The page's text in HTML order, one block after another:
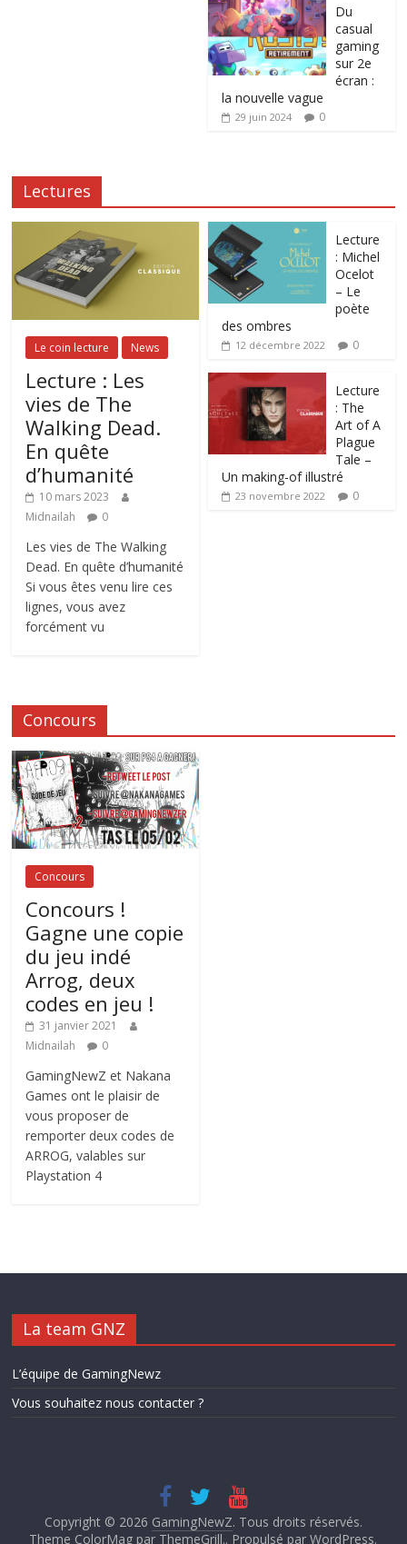
Du
casual
gaming
sur 2e
écran :
la nouvelle vague
29 juin 2024 0
Lectures
Le coin lecture News
Lecture : Les
vies de The
Walking Dead.
En quête
d’humanité
10 mars 2023
Midnailah
0
Les vies de The Walking
Dead. En quête d’humanité
Si vous êtes venu lire ces
lignes, vous avez
forcément vu
Lecture
: Michel
Ocelot
– Le
poète
des ombres
12 décembre 2022 0
Lecture
: The
Art of A
Plague
Tale –
Un making-of illustré
23 novembre 2022 0
Concours
Concours
Concours !
Gagne une copie
du jeu indé
Arrog, deux
codes en jeu !
31 janvier 2021
Midnailah
0
GamingNewZ et Nakana
Games ont le plaisir de
vous proposer de
remporter deux codes de
ARROG, valables sur
Playstation 4
La team GNZ
L’équipe de GamingNewz
Vous souhaitez nous contacter ?
Copyright © 2026 GamingNewZ. Tous droits réservés.
Theme ColorMag par ThemeGrill.. Propulsé parWordPress.